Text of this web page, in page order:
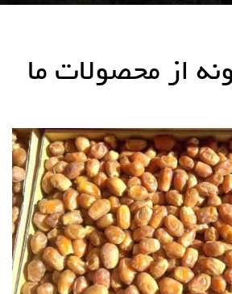
از محصولات ما